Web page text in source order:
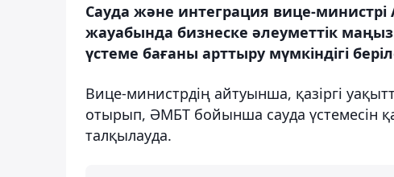
Сауда және интеграция вице-
жауабында бизнеске әлеуметтік
үстеме бағаны арттыру мүмкіндігі
Вице-министрдің айтуынша, қазіргі
отырып, ӘМБТ бойынша сауда үстемесін
талқылауда.